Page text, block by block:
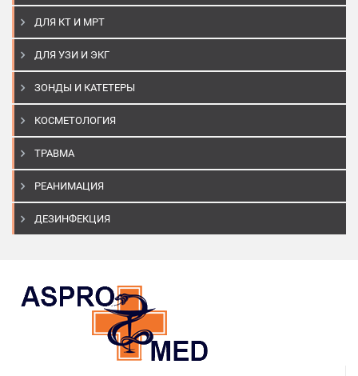
ДЛЯ КТ И МРТ
ДЛЯ УЗИ И ЭКГ
ЗОНДЫ И КАТЕТЕРЫ
КОСМЕТОЛОГИЯ
ТРАВМА
РЕАНИМАЦИЯ
ДЕЗИНФЕКЦИЯ